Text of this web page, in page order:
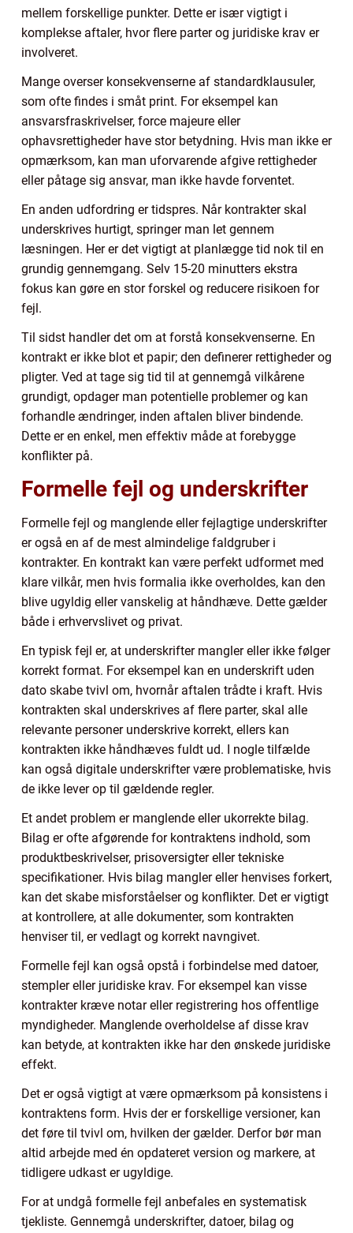
mellem forskellige punkter. Dette er især vigtigt i
komplekse aftaler, hvor flere parter og juridiske krav er
involveret.
Mange overser konsekvenserne af standardklausuler,
som ofte findes i småt print. For eksempel kan
ansvarsfraskrivelser, force majeure eller
ophavsrettigheder have stor betydning. Hvis man ikke er
opmærksom, kan man uforvarende afgive rettigheder
eller påtage sig ansvar, man ikke havde forventet.
En anden udfordring er tidspres. Når kontrakter skal
underskrives hurtigt, springer man let gennem
læsningen. Her er det vigtigt at planlægge tid nok til en
grundig gennemgang. Selv 15-20 minutters ekstra
fokus kan gøre en stor forskel og reducere risikoen for
fejl.
Til sidst handler det om at forstå konsekvenserne. En
kontrakt er ikke blot et papir; den definerer rettigheder og
pligter. Ved at tage sig tid til at gennemgå vilkårene
grundigt, opdager man potentielle problemer og kan
forhandle ændringer, inden aftalen bliver bindende.
Dette er en enkel, men effektiv måde at forebygge
konflikter på.
Formelle fejl og underskrifter
Formelle fejl og manglende eller fejlagtige underskrifter
er også en af de mest almindelige faldgruber i
kontrakter. En kontrakt kan være perfekt udformet med
klare vilkår, men hvis formalia ikke overholdes, kan den
blive ugyldig eller vanskelig at håndhæve. Dette gælder
både i erhvervslivet og privat.
En typisk fejl er, at underskrifter mangler eller ikke følger
korrekt format. For eksempel kan en underskrift uden
dato skabe tvivl om, hvornår aftalen trådte i kraft. Hvis
kontrakten skal underskrives af flere parter, skal alle
relevante personer underskrive korrekt, ellers kan
kontrakten ikke håndhæves fuldt ud. I nogle tilfælde
kan også digitale underskrifter være problematiske, hvis
de ikke lever op til gældende regler.
Et andet problem er manglende eller ukorrekte bilag.
Bilag er ofte afgørende for kontraktens indhold, som
produktbeskrivelser, prisoversigter eller tekniske
specifikationer. Hvis bilag mangler eller henvises forkert,
kan det skabe misforståelser og konflikter. Det er vigtigt
at kontrollere, at alle dokumenter, som kontrakten
henviser til, er vedlagt og korrekt navngivet.
Formelle fejl kan også opstå i forbindelse med datoer,
stempler eller juridiske krav. For eksempel kan visse
kontrakter kræve notar eller registrering hos offentlige
myndigheder. Manglende overholdelse af disse krav
kan betyde, at kontrakten ikke har den ønskede juridiske
effekt.
Det er også vigtigt at være opmærksom på konsistens i
kontraktens form. Hvis der er forskellige versioner, kan
det føre til tvivl om, hvilken der gælder. Derfor bør man
altid arbejde med én opdateret version og markere, at
tidligere udkast er ugyldige.
For at undgå formelle fejl anbefales en systematisk
tjekliste. Gennemgå underskrifter, datoer, bilag og